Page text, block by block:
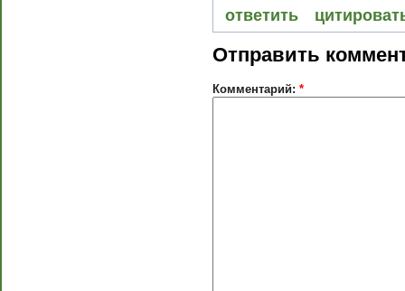
ответить
Отправить
Комментарий: *